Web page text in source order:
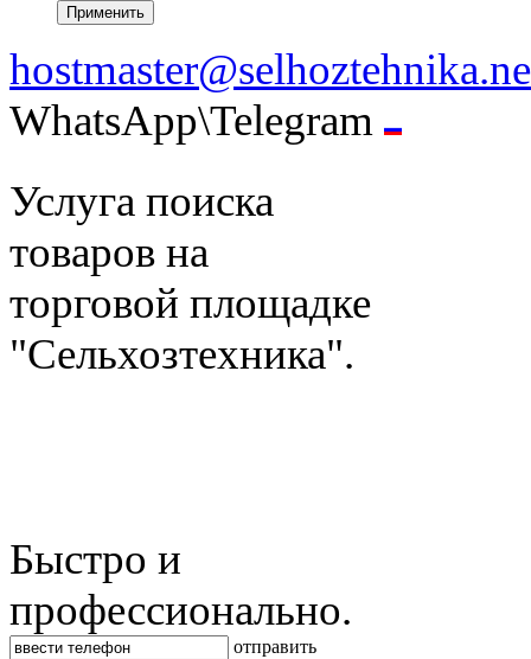
WhatsApp\Telegram
Услуга поиска
товаров на
торговой площадке
"Сельхозтехника".
Быстро и
профессионально.
отправить